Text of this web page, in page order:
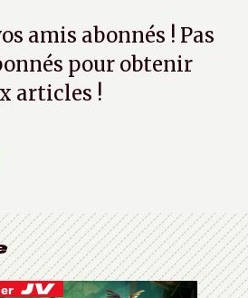
amis abonnés ! Pas
pour obtenir
articles !